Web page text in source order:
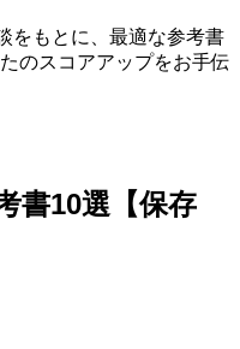
をもとに、最適な参考書
のスコアアップをお手伝
書10選【保存